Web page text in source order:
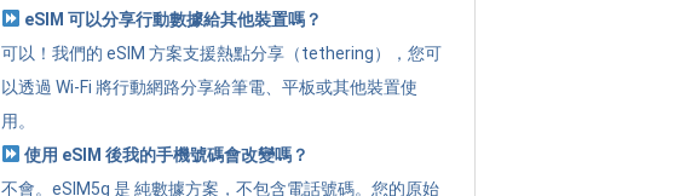
eSIM 可以分享行動數據給其他裝置嗎？
可以！我們的 eSIM 方案支援熱點分享（tethering），您可
以透過 Wi-Fi 將行動網路分享給筆電、平板或其他裝置使
用。
使用 eSIM 後我的手機號碼會改變嗎？
不會。eSIM5g 是 純數據方案，不包含電話號碼。您的原始